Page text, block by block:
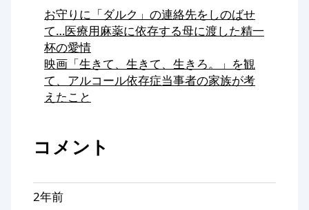
お守りに「ダルク」の連絡先をしのばせ
て…医療用麻薬に依存する母に渡した精一
杯の愛情
映画「生きて、生きて、生きろ。」を観
て、アルコール依存症当事者の家族が考
えたこと
コメント
2年前